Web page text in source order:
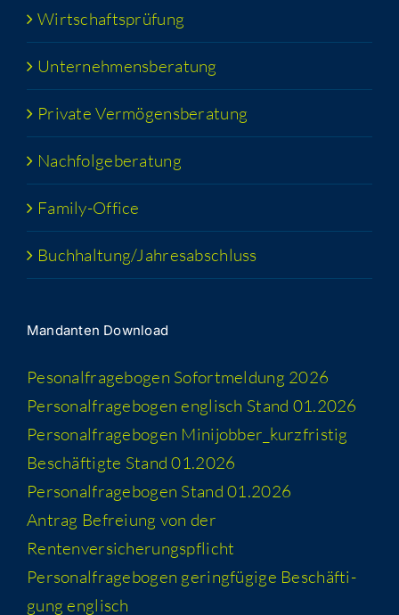
Wirt­schafts­prü­fung
Unter­neh­mens­be­ra­tung
Pri­va­te Vermögensberatung
Nach­fol­ge­be­ra­tung
Fami­­ly-Office
Buchhaltung/​​Jahresabschluss
Man­dan­ten Download
Peso­nal­fra­ge­bo­gen Sofort­mel­dung 2026
Per­so­nal­fra­ge­bo­gen eng­lisch Stand 01.2026
Per­so­nal­fra­ge­bo­gen Minijobber_​kurzfristig
Beschäf­tig­te Stand 01.2026
Per­so­nal­fra­ge­bo­gen Stand 01.2026
Antrag Befrei­ung von der
Rentenversicherungspflicht
Per­so­nal­fra­ge­bo­gen gering­fü­gi­ge Beschäf­ti­
gung englisch